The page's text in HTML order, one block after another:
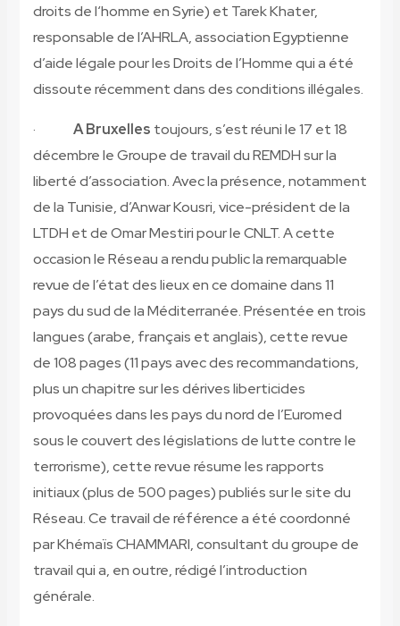
droits de l‘homme en Syrie) et Tarek Khater,
responsable de l’AHRLA, association Egyptienne
d’aide légale pour les Droits de l’Homme qui a été
dissoute récemment dans des conditions illégales.
· A Bruxelles toujours, s’est réuni le 17 et 18
décembre le Groupe de travail du REMDH sur la
liberté d’association. Avec la présence, notamment
de la Tunisie, d’Anwar Kousri, vice-président de la
LTDH et de Omar Mestiri pour le CNLT. A cette
occasion le Réseau a rendu public la remarquable
revue de l’état des lieux en ce domaine dans 11
pays du sud de la Méditerranée. Présentée en trois
langues (arabe, français et anglais), cette revue
de 108 pages (11 pays avec des recommandations,
plus un chapitre sur les dérives liberticides
provoquées dans les pays du nord de l’Euromed
sous le couvert des législations de lutte contre le
terrorisme), cette revue résume les rapports
initiaux (plus de 500 pages) publiés sur le site du
Réseau. Ce travail de référence a été coordonné
par Khémaïs CHAMMARI, consultant du groupe de
travail qui a, en outre, rédigé l’introduction
générale.